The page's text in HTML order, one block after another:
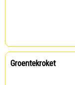
Groentekroket